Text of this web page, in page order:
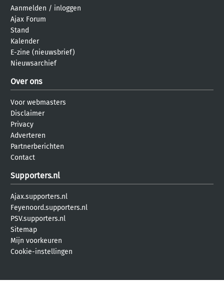
Aanmelden / inloggen
Ajax Forum
Stand
Kalender
E-zine (nieuwsbrief)
Nieuwsarchief
Over ons
Voor webmasters
Disclaimer
Privacy
Adverteren
Partnerberichten
Contact
Supporters.nl
Ajax.supporters.nl
Feyenoord.supporters.nl
PSV.supporters.nl
Sitemap
Mijn voorkeuren
Cookie-instellingen